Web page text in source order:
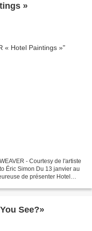
»
- Courtesy de l'artiste
Éric Simon Du 13 janvier au
de présenter Hotel
See?»